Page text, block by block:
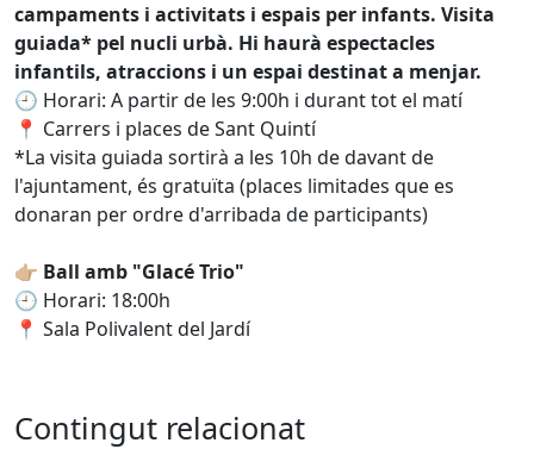
campaments i activitats i espais per infants. Visita
guiada* pel nucli urbà. Hi haurà espectacles
infantils, atraccions i un espai destinat a menjar.
🕘 Horari: A partir de les 9:00h i durant tot el matí
📍 Carrers i places de Sant Quintí
*La visita guiada sortirà a les 10h de davant de
l'ajuntament, és gratuïta (places limitades que es
donaran per ordre d'arribada de participants)
👉🏼 Ball amb "Glacé Trio"
🕘 Horari: 18:00h
📍 Sala Polivalent del Jardí
Contingut relacionat